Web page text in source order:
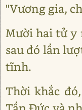
"Vương gia,
Mười hai tử y
sau đó lần
tĩnh.
Thời khắc